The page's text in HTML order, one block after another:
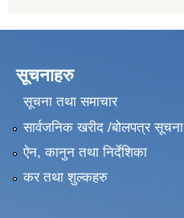
सूचनाहरु
सूचना तथा समाचार
सार्वजनिक खरीद /बोलपत्र सूचना
ऐन, कानुन तथा निर्देशिका
कर तथा शुल्कहरु